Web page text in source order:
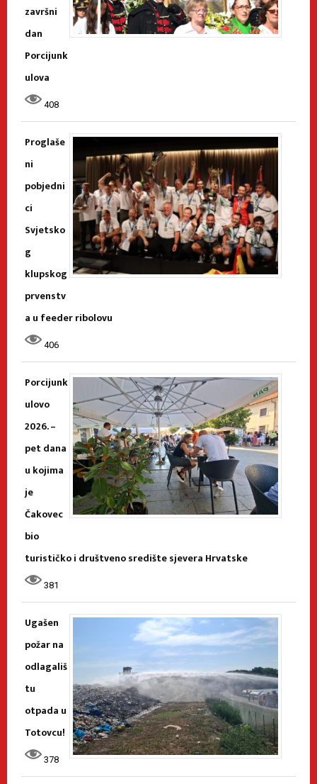
završni
dan
Porcijunk
ulova
408
Proglaše
ni
pobjedni
ci
Svjetsko
g
klupskog
prvenstv
a u feeder ribolovu
406
Porcijunk
ulovo
2026. –
pet dana
u kojima
je
Čakovec
bio
turističko i društveno središte sjevera Hrvatske
381
Ugašen
požar na
odlagališ
tu
otpada u
Totovcu!
378